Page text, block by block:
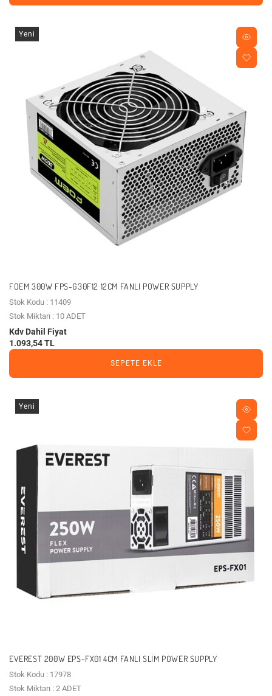
Yeni
FOEM 300W FPS-G30F12 12CM FANLI POWER SUPPLY
Stok Kodu : 11409
Stok Miktarı : 10 ADET
Kdv Dahil Fiyat
1.093,54 TL
SEPETE EKLE
Yeni
EVEREST 200W EPS-FX01 4CM FANLI SLIM POWER SUPPLY
Stok Kodu : 17978
Stok Miktarı : 2 ADET